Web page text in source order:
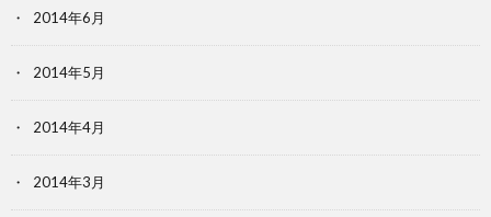
2014年6月
2014年5月
2014年4月
2014年3月